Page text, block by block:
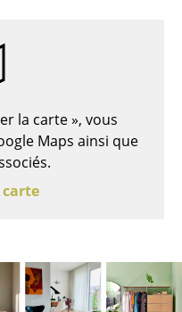
la carte », vous
Maps ainsi que